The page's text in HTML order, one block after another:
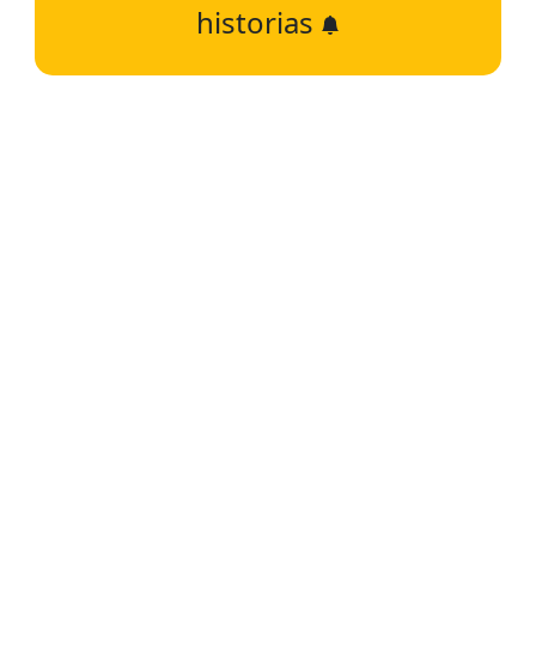
historias